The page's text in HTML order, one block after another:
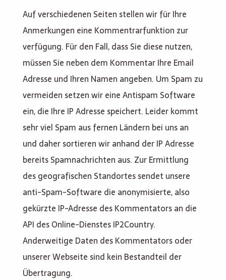
Auf verschiedenen Seiten stellen wir für Ihre
Anmerkungen eine Kommentrarfunktion zur
verfügung. Für den Fall, dass Sie diese nutzen,
müssen Sie neben dem Kommentar Ihre Email
Adresse und Ihren Namen angeben. Um Spam zu
vermeiden setzen wir eine Antispam Software
ein, die Ihre IP Adresse speichert. Leider kommt
sehr viel Spam aus fernen Ländern bei uns an
und daher sortieren wir anhand der IP Adresse
bereits Spamnachrichten aus. Zur Ermittlung
des geografischen Standortes sendet unsere
anti-Spam-Software die anonymisierte, also
gekürzte IP-Adresse des Kommentators an die
API des Online-Dienstes IP2Country.
Anderweitige Daten des Kommentators oder
unserer Webseite sind kein Bestandteil der
Übertragung.